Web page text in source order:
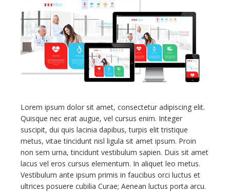
Contacts
Lorem ipsum dolor sit amet, consectetur adipiscing elit.
Quisque nec erat augue, vel cursus enim. Integer
suscipit, dui quis lacinia dapibus, turpis elit tristique
metus, vitae tincidunt nisl ligula sit amet ipsum. Proin
non sem urna, tincidunt vestibulum sapien. Duis sit amet
lacus vel eros cursus elementum. In aliquet leo metus.
Vestibulum ante ipsum primis in faucibus orci luctus et
ultrices posuere cubilia Curae; Aenean luctus porta arcu.